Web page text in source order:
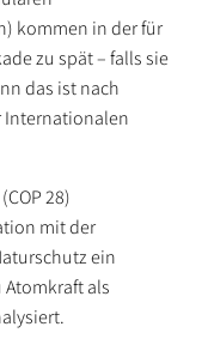
kommen in der für
zu spät – falls sie
das ist nach
Internationalen
28)
mit der
ein
Atomkraft als